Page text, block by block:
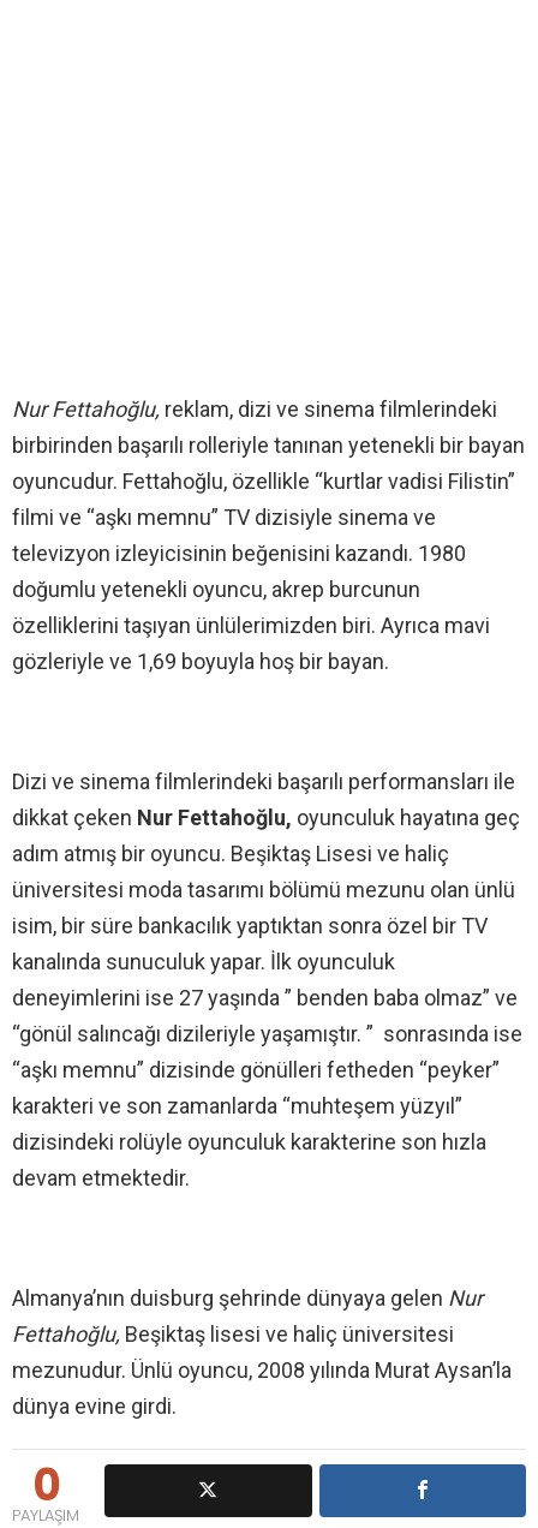
Nur Fettahoğlu, reklam, dizi ve sinema filmlerindeki
birbirinden başarılı rolleriyle tanınan yetenekli bir bayan
oyuncudur. Fettahoğlu, özellikle “kurtlar vadisi Filistin”
filmi ve “aşkı memnu” TV dizisiyle sinema ve
televizyon izleyicisinin beğenisini kazandı. 1980
doğumlu yetenekli oyuncu, akrep burcunun
özelliklerini taşıyan ünlülerimizden biri. Ayrıca mavi
gözleriyle ve 1,69 boyuyla hoş bir bayan.
Dizi ve sinema filmlerindeki başarılı performansları ile
dikkat çeken Nur Fettahoğlu, oyunculuk hayatına geç
adım atmış bir oyuncu. Beşiktaş Lisesi ve haliç
üniversitesi moda tasarımı bölümü mezunu olan ünlü
isim, bir süre bankacılık yaptıktan sonra özel bir TV
kanalında sunuculuk yapar. İlk oyunculuk
deneyimlerini ise 27 yaşında ” benden baba olmaz” ve
“gönül salıncağı dizileriyle yaşamıştır. ” sonrasında ise
“aşkı memnu” dizisinde gönülleri fetheden “peyker”
karakteri ve son zamanlarda “muhteşem yüzyıl”
dizisindeki rolüyle oyunculuk karakterine son hızla
devam etmektedir.
Almanya’nın duisburg şehrinde dünyaya gelen Nur
Fettahoğlu, Beşiktaş lisesi ve haliç üniversitesi
mezunudur. Ünlü oyuncu, 2008 yılında Murat Aysan’la
dünya evine girdi.
0
PAYLAŞIM